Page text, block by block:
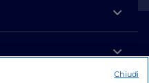
Chiudi